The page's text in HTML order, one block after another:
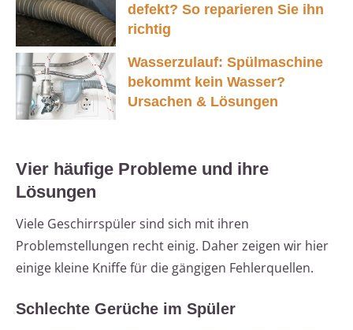
defekt? So reparieren Sie ihn
richtig
Wasserzulauf: Spülmaschine
bekommt kein Wasser?
Ursachen & Lösungen
Vier häufige Probleme und ihre
Lösungen
Viele Geschirrspüler sind sich mit ihren
Problemstellungen recht einig. Daher zeigen wir hier
einige kleine Kniffe für die gängigen Fehlerquellen.
Schlechte Gerüche im Spüler